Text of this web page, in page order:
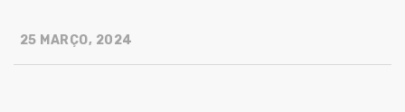
25 MARÇO, 2024